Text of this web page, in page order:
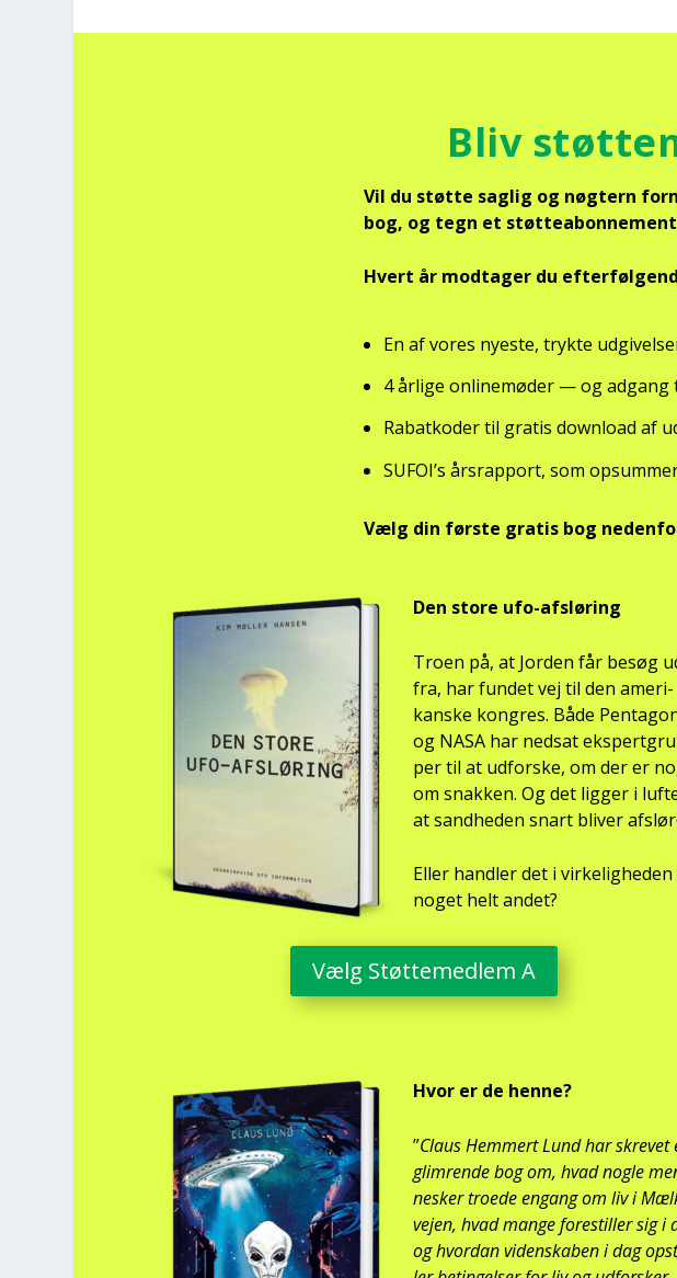
Bliv
Vil du støt­te sag­lig og nøg­tern
bog, og tegn et støt­tea­bon­ne­ment
Hvert år mod­ta­ger du
En af vores nye­ste, tryk­te
4 årli­ge onli­ne­mø­der — og
Rabat­ko­der til gra­tis down­lo­ad af
SUFOI’s års­rap­port, som
Vælg din før­ste gra­tis bog
Den sto­re ufo-afslø­ring
Tro­en på, at Jor­den får besøg
fra, har fun­det vej til den ame­ri­
kan­ske kon­gres. Både
og NASA har ned­sat
per til at udfor­ske, om der er
om snak­ken. Og det lig­ger i
at sand­he­den snart bli­ver
Eller hand­ler det i vir­ke­lig­he­den
noget helt andet?
Vælg Støt­te­med­lem A
Hvor er de hen­ne?
”Claus Hem­mert Lund har skre­vet
glim­ren­de bog om, hvad nog­le
ne­sker tro­e­de engang om liv i
vej­en, hvad man­ge fore­stil­ler sig i
og hvor­dan viden­ska­ben i dag